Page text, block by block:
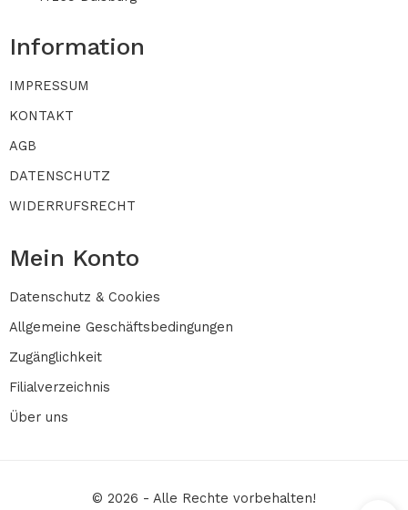
Information
IMPRESSUM
KONTAKT
AGB
DATENSCHUTZ
WIDERRUFSRECHT
Mein Konto
Datenschutz & Cookies
Allgemeine Geschäftsbedingungen
Zugänglichkeit
Filialverzeichnis
Über uns
© 2026 - Alle Rechte vorbehalten!